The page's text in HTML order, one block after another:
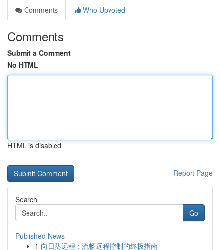
Comments
Who Upvoted
Comments
Submit a Comment
No HTML
HTML is disabled
Report Page
Search
Go
Published News
1 向日葵远程：流畅远程控制的终极指南